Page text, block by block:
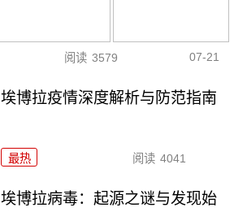
阅读 3579 07-21
埃博拉疫情深度解析与防范指南
最热 阅读 4041
埃博拉病毒：起源之谜与发现始